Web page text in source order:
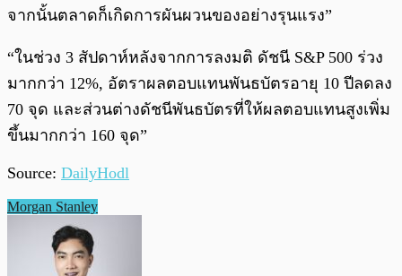
จากนั้นตลาดก็เกิดการผันผวนของอย่างรุนแรง”
“ในช่วง 3 สัปดาห์หลังจากการลงมติ ดัชนี S&P 500 ร่วง
มากกว่า 12%, อัตราผลตอบแทนพันธบัตรอายุ 10 ปีลดลง
70 จุด และส่วนต่างดัชนีพันธบัตรที่ให้ผลตอบแทนสูงเพิ่ม
ขึ้นมากกว่า 160 จุด”
Source: DailyHodl
Morgan Stanley